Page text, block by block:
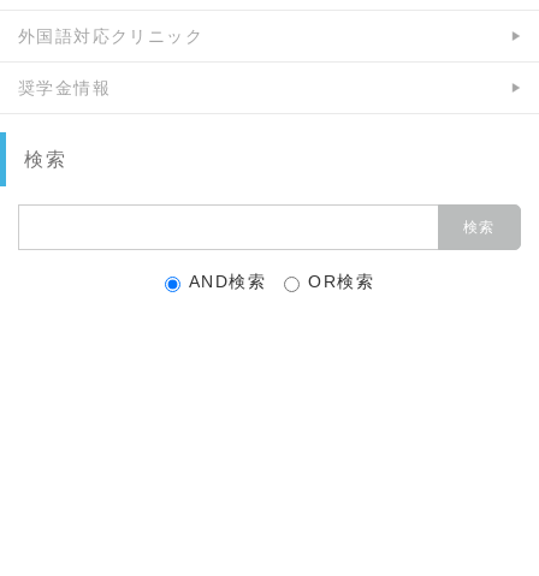
外国語対応クリニック
奨学金情報
検索
AND検索 OR検索